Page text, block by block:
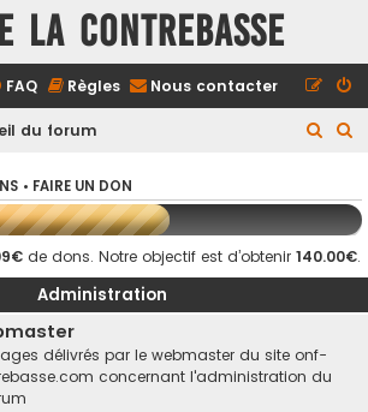
LA CONTREBASSE
FAQ Règles Nous contacter
du forum
h
e
c
e
c
e
• FAIRE UN DON
de dons. Notre objectif est d’obtenir 140.00€.
Administration
délivrés par le webmaster du site onf-
concernant l'administration du